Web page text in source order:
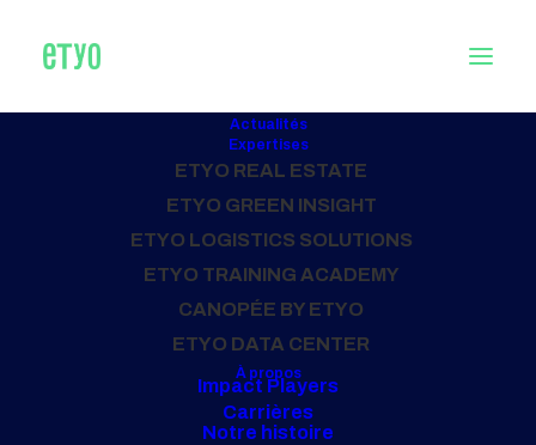
Actualités
Expertises
ETYO REAL ESTATE
ETYO GREEN INSIGHT
ETYO LOGISTICS SOLUTIONS
ETYO TRAINING ACADEMY
CANOPÉE BY ETYO
ETYO DATA CENTER
À propos
Impact Players
Carrières
Notre histoire
Retour sur le salon PRODURABLE
20 novembre 2025